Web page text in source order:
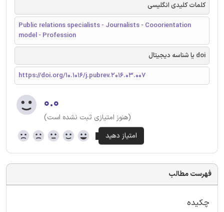
کلمات کلیدی انگلیسی
Public relations specialists - Journalists - Cooorientation
model - Profession
doi یا شناسه دیجیتال
https://doi.org/10.1016/j.pubrev.2016.03.007
۰.۰
(هنوز امتیازی ثبت نشده است)
فهرست مطالب
چکیده